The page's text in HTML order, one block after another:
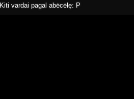
Kiti vardai pagal abėcėlę: P